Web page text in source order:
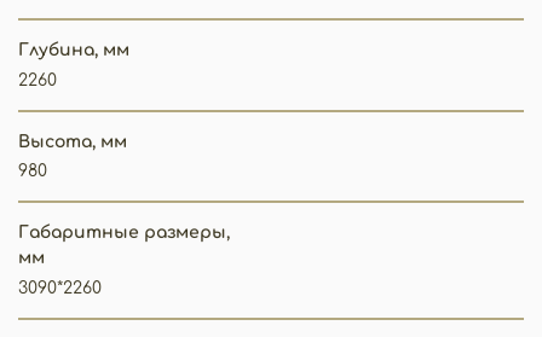
Глубина, мм
2260
Высота, мм
980
Габаритные размеры,
мм
3090*2260